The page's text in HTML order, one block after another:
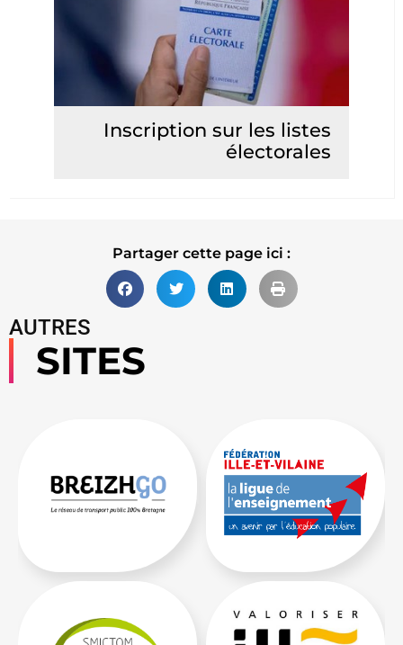
Inscription sur les listes
électorales
Partager cette page ici :
AUTRES
SITES